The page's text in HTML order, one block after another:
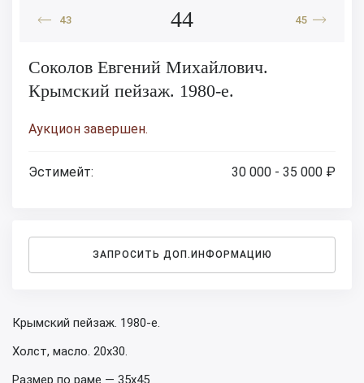
43 44 45
Соколов Евгений Михайлович.
Крымский пейзаж. 1980-е.
Аукцион завершен.
Эстимейт: 30 000 - 35 000 ₽
ЗАПРОСИТЬ ДОП.ИНФОРМАЦИЮ
Крымский пейзаж. 1980-е.
Холст, масло. 20х30.
Размер по раме — 35х45.